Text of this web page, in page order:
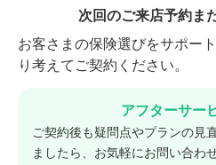
険の見直しができ相談時間
います。気に入った商品をお
次回のご来店予約ま
お客さまの保険選びをサポー
り考えてご契約ください。
アフターサー
ご契約後も疑問点やプランの見
ましたら、お気軽にお問い合わ